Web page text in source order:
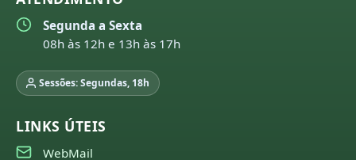
Segunda a Sexta
08h às 12h e 13h às 17h
Sessões: Segundas, 18h
LINKS ÚTEIS
WebMail